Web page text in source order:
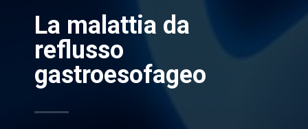
La malattia da
reflusso
gastroesofageo